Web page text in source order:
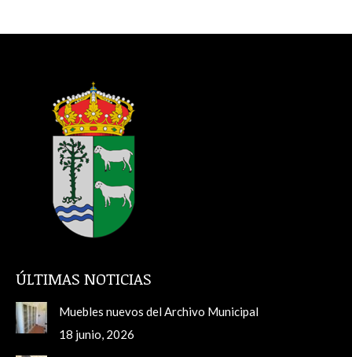
ÚLTIMAS NOTICIAS
Muebles nuevos del Archivo Municipal
18 junio, 2026